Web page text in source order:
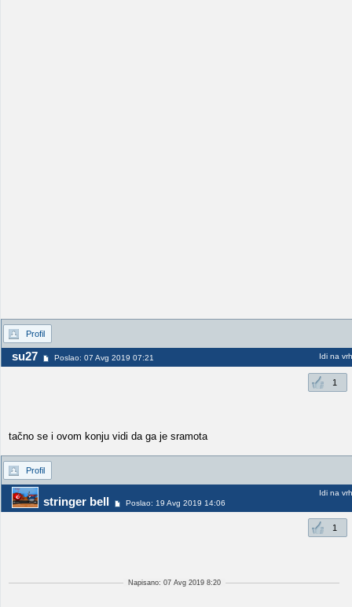
Profil
su27 Poslao: 07 Avg 2019 07:21 Idi na vrh
1
tačno se i ovom konju vidi da ga je sramota
Profil
stringer bell Poslao: 19 Avg 2019 14:06
Idi na vrh
1
Napisano: 07 Avg 2019 8:20